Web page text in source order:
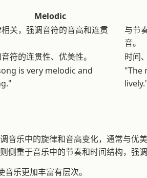
Melodic
关，强调音符的音高和连贯
与节
音。
符的连贯性、优美性。
时间
is very melodic and
"The
音乐中的旋律和音高变化，通常与优
则侧重于音乐中的节奏和时间结构，强
音乐更加丰富有层次。